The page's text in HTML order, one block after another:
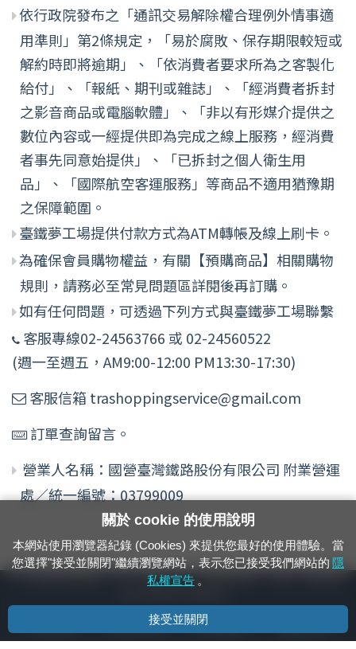
依行政院發布之「通訊交易解除權合理例外情事適
用準則」第2條規定，「易於腐敗、保存期限較短或
解約時即將逾期」、「依消費者要求所為之客製化
給付」、「報紙、期刊或雜誌」、「經消費者拆封
之影音商品或電腦軟體」、「非以有形媒介提供之
數位內容或一經提供即為完成之線上服務，經消費
者事先同意始提供」、「已拆封之個人衛生用
品」、「國際航空客運服務」等商品不適用猶豫期
之保障範圍。
臺鐵夢工場提供付款方式為ATM轉帳及線上刷卡。
為確保會員購物權益，有關【預購商品】相關購物
規則，請務必至常見問題區詳閱後再訂購。
如有任何問題，可透過下列方式與臺鐵夢工場聯繫
客服專線02-24563766 或 02-24560522
(週一至週五，AM9:00-12:00 PM13:30-17:30)
客服信箱 trashoppingservice@gmail.com
訂單查詢留言。
營業人名稱：國營臺灣鐵路股份有限公司 附業營運
處／統一編號：03799009
24小時緊急通報電話：1933（市話、手機，僅限發現軌道、平交道、橋樑及隧
資通安全政策 著作權聲明
關於 cookie 的使用說明
本網站使用瀏覽器紀錄 (Cookies) 來提供您最好的使用體驗。當
您選擇"接受並關閉"繼續瀏覽網站，表示您已接受我們網站的 隱
私權宣告 。
接受並關閉